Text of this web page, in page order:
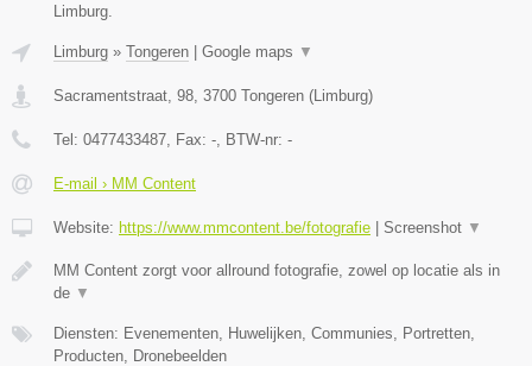
Limburg.
Limburg » Tongeren Google maps ▼
Sacramentstraat, 98 3700 Tongeren ( Limburg)
Tel: 0477433487 , Fax: - , BTW-nr: -
E-mail › MM Content
Website: https://www.mmcontent.be/fotografie Screenshot ▼
MM Content zorgt voor allround fotografie, zowel op locatie als in
de ▼
Diensten: Evenementen, Huwelijken, Communies, Portretten,
Producten, Dronebeelden